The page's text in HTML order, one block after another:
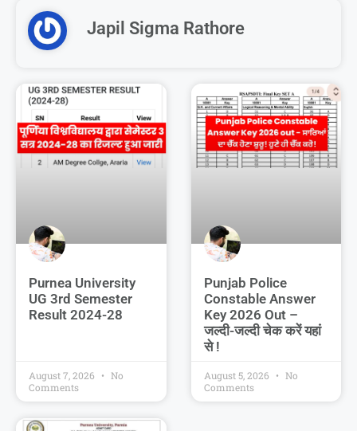
Japil Sigma Rathore
Purnea University
UG 3rd Semester
Result 2024-28
August 7, 2026
No
Comments
Punjab Police
Constable Answer
Key 2026 Out –
जल्दी-जल्दी चेक करें यहां
से !
August 5, 2026
No
Comments